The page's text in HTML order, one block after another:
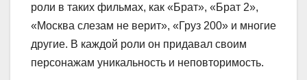
роли в таких фильмах, как «Брат», «Брат 2»,
«Москва слезам не верит», «Груз 200» и многие
другие. В каждой роли он придавал своим
персонажам уникальность и неповторимость.